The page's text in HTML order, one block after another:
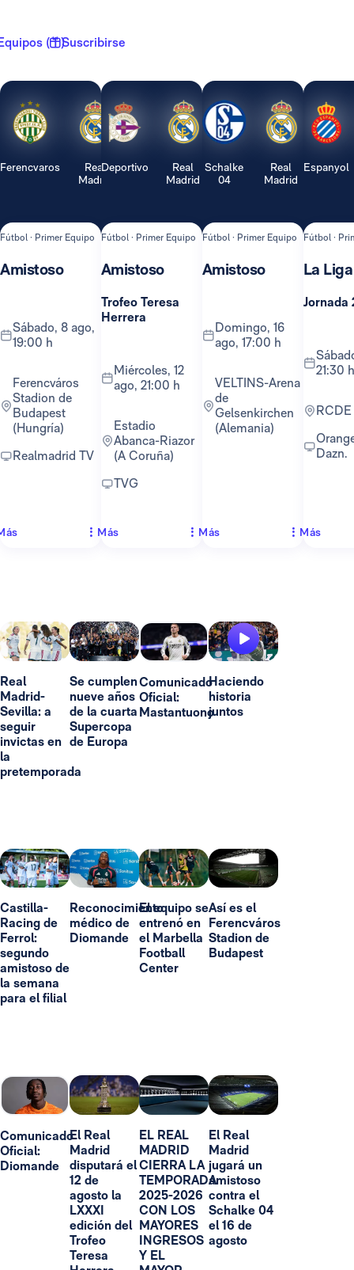
( 1 )Suscribirse
Ferencvaros
Real
Madrid
Fútbol · Primer Equipo
Amistoso
sábado, 8 ago,
19:00 h
Ferencváros
Stadion de
Budapest
(Hungría)
Realmadrid TV
Deportivo
Real
Madrid
Fútbol · Primer Equipo
Amistoso
Trofeo Teresa
Herrera
miércoles, 12
ago, 21:00 h
Estadio
Abanca-Riazor
(A Coruña)
TVG
Más
Schalke
04
Real
Madrid
Fútbol · Primer Equipo
Amistoso
domingo, 16
ago, 17:00 h
VELTINS-Arena
de
Gelsenkirchen
(Alemania)
Más
Espanyol
Fútbol ·
La Liga
Jornada
sábado, 22 ago,
21:30 h
Orange TV y
Dazn.
Más
Real
Madrid-
Sevilla: a
seguir
invictas en
la
pretemporada
Se cumplen
nueve años
de la cuarta
Supercopa
de Europa
Comunicado
Oficial:
Mastantuono
Haciendo
historia
juntos
Castilla-
Racing de
Ferrol:
segundo
amistoso de
la semana
para el filial
Reconocimiento
médico de
Diomande
El equipo se
entrenó en
el Marbella
Football
Center
Así es el
Ferencváros
Stadion de
Budapest
Comunicado
Oficial:
Diomande
El Real
Madrid
disputará el
12 de
agosto la
LXXXI
edición del
Trofeo
Teresa
EL REAL
MADRID
CIERRA LA
TEMPORADA
2025-2026
CON LOS
MAYORES
INGRESOS
Y EL
El Real
Madrid
jugará un
amistoso
contra el
Schalke 04
el 16 de
agosto